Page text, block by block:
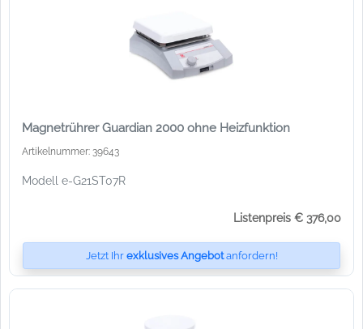
Magnetrührer Guardian 2000 ohne Heizfunktion
Artikelnummer: 39643
Modell e-G21ST07R
Listenpreis € 376,00
Jetzt Ihr exklusives Angebotanfordern!